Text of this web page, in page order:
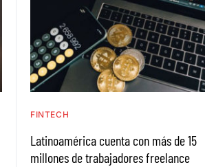
FINTECH
Latinoamérica cuenta con más de 15
millones de trabajadores freelance